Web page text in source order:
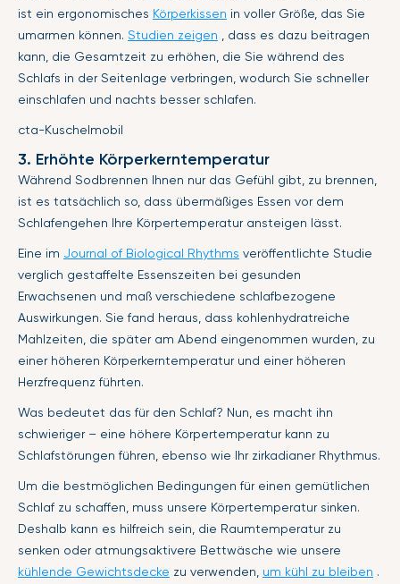
ist ein ergonomisches Körperkissen in voller Größe, das Sie
umarmen können. Studien zeigen , dass es dazu beitragen
kann, die Gesamtzeit zu erhöhen, die Sie während des
Schlafs in der Seitenlage verbringen, wodurch Sie schneller
einschlafen und nachts besser schlafen.
cta-Kuschelmobil
3. Erhöhte Körperkerntemperatur
Während Sodbrennen Ihnen nur das Gefühl gibt, zu brennen,
ist es tatsächlich so, dass übermäßiges Essen vor dem
Schlafengehen Ihre Körpertemperatur ansteigen lässt.
Eine im Journal of Biological Rhythms veröffentlichte Studie
verglich gestaffelte Essenszeiten bei gesunden
Erwachsenen und maß verschiedene schlafbezogene
Auswirkungen. Sie fand heraus, dass kohlenhydratreiche
Mahlzeiten, die später am Abend eingenommen wurden, zu
einer höheren Körperkerntemperatur und einer höheren
Herzfrequenz führten.
Was bedeutet das für den Schlaf? Nun, es macht ihn
schwieriger – eine höhere Körpertemperatur kann zu
Schlafstörungen führen, ebenso wie Ihr zirkadianer Rhythmus.
Um die bestmöglichen Bedingungen für einen gemütlichen
Schlaf zu schaffen, muss unsere Körpertemperatur sinken.
Deshalb kann es hilfreich sein, die Raumtemperatur zu
senken oder atmungsaktivere Bettwäsche wie unsere
kühlende Gewichtsdecke zu verwenden, um kühl zu bleiben .